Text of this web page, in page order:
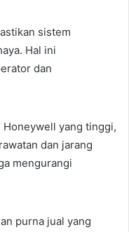
sistem
Hal ini
dan
Honeywell yang tinggi,
dan jarang
mengurangi
purna jual yang